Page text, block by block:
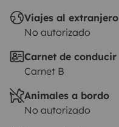
Viajes al extranjero
No autorizado
Carnet de conducir
Carnet B
Animales a bordo
No autorizado